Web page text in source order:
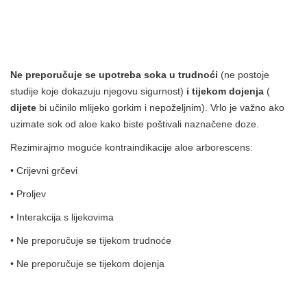
Ne preporučuje se upotreba soka u trudnoći (ne postoje
studije koje dokazuju njegovu sigurnost) i tijekom dojenja (
dijete bi učinilo mlijeko gorkim i nepoželjnim). Vrlo je važno ako
uzimate sok od aloe kako biste poštivali naznačene doze.
Rezimirajmo moguće kontraindikacije aloe arborescens:
• Crijevni grčevi
• Proljev
• Interakcija s lijekovima
• Ne preporučuje se tijekom trudnoće
• Ne preporučuje se tijekom dojenja